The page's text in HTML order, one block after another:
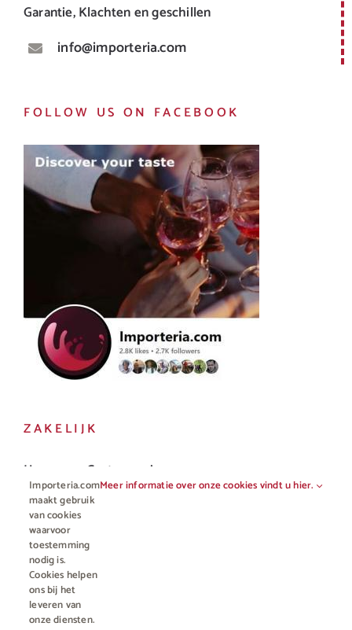
Garantie, Klachten en geschillen
info@importeria.com
FOLLOW US ON FACEBOOK
ZAKELIJK
Horeca en Gastronomie
Vakhandel
Importeria.com
maakt gebruik
van cookies
waarvoor
toestemming
nodig is.
Cookies helpen
ons bij het
leveren van
onze diensten.
Meer informatie over onze cookies vindt u hier.